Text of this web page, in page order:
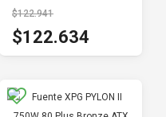
$122.941
$122.634